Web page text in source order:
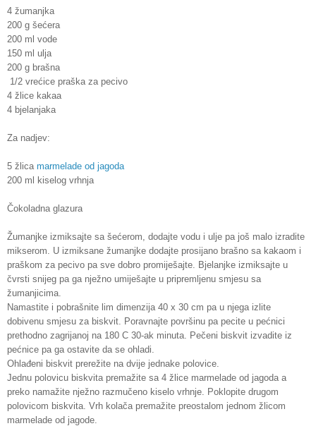
4 žumanjka
200 g šećera
200 ml vode
150 ml ulja
200 g brašna
1/2 vrećice praška za pecivo
4 žlice kakaa
4 bjelanjaka
Za nadjev:
5 žlica marmelade od jagoda
200 ml kiselog vrhnja
Čokoladna glazura
Žumanjke izmiksajte sa šećerom, dodajte vodu i ulje pa još malo izradite
mikserom. U izmiksane žumanjke dodajte prosijano brašno sa kakaom i
praškom za pecivo pa sve dobro promiješajte. Bjelanjke izmiksajte u
čvrsti snijeg pa ga nježno umiješajte u pripremljenu smjesu sa
žumanjicima.
Namastite i pobrašnite lim dimenzija 40 x 30 cm pa u njega izlite
dobivenu smjesu za biskvit. Poravnajte površinu pa pecite u pećnici
prethodno zagrijanoj na 180 C 30-ak minuta. Pečeni biskvit izvadite iz
pećnice pa ga ostavite da se ohladi.
Ohlađeni biskvit prerežite na dvije jednake polovice.
Jednu polovicu biskvita premažite sa 4 žlice marmelade od jagoda a
preko namažite nježno razmučeno kiselo vrhnje. Poklopite drugom
polovicom biskvita. Vrh kolača premažite preostalom jednom žlicom
marmelade od jagode.